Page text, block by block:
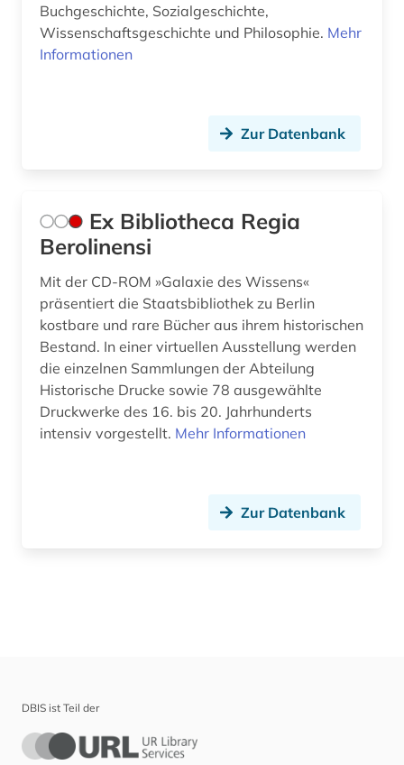
Buchgeschichte, Sozialgeschichte,
Wissenschaftsgeschichte und Philosophie. Mehr
Informationen
Zur Datenbank
Ex Bibliotheca Regia
Berolinensi
Mit der CD-ROM »Galaxie des Wissens«
präsentiert die Staatsbibliothek zu Berlin
kostbare und rare Bücher aus ihrem historischen
Bestand. In einer virtuellen Ausstellung werden
die einzelnen Sammlungen der Abteilung
Historische Drucke sowie 78 ausgewählte
Druckwerke des 16. bis 20. Jahrhunderts
intensiv vorgestellt. Mehr Informationen
Zur Datenbank
DBIS ist Teil der